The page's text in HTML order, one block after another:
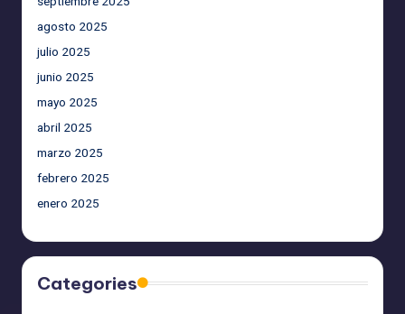
agosto 2025
julio 2025
junio 2025
mayo 2025
abril 2025
marzo 2025
febrero 2025
enero 2025
Categories